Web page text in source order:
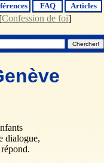
FAQ Articles
Confession de foi]
dialogue,